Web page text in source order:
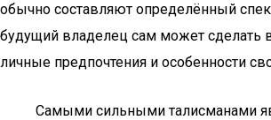
обычно составляют определённый
будущий владелец сам может сделать
личные предпочтения и особенности
Самыми сильными талисманами